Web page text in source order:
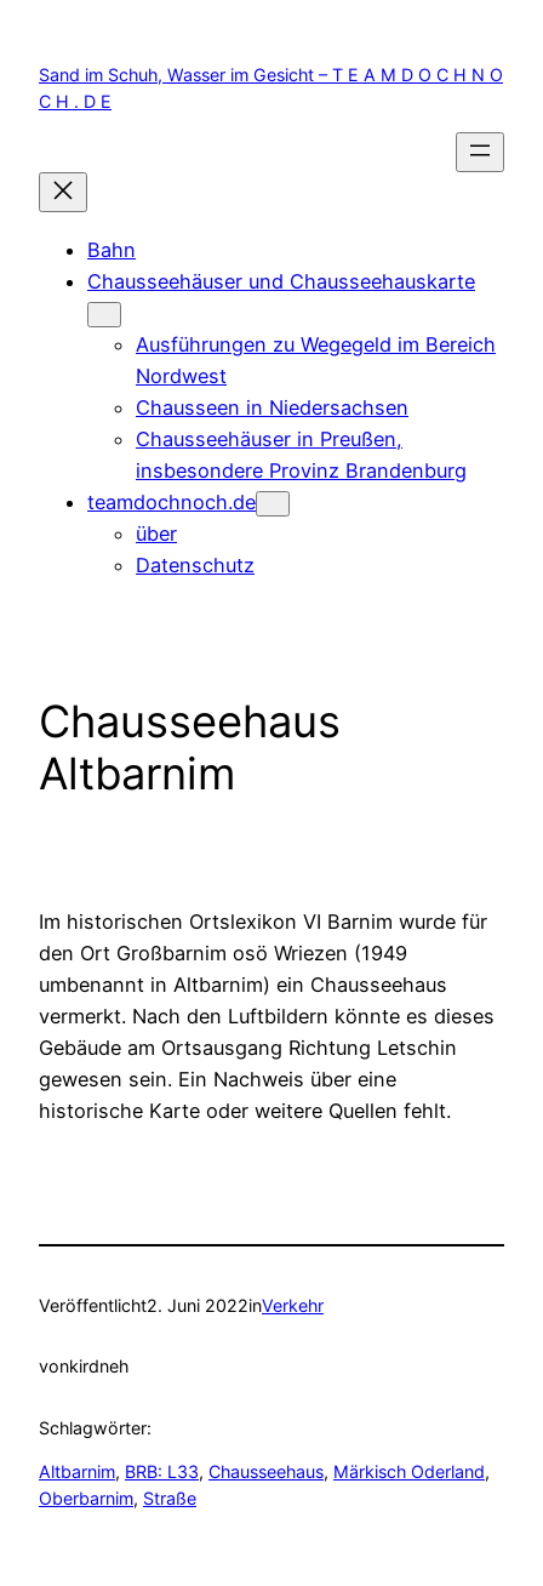
springen
Sand im Schuh, Wasser im Gesicht – T E A M D O C H N O
C H . D E
Bahn
Chausseehäuser und Chausseehauskarte
Ausführungen zu Wegegeld im Bereich
Nordwest
Chausseen in Niedersachsen
Chausseehäuser in Preußen,
insbesondere Provinz Brandenburg
teamdochnoch.de
über
Datenschutz
Chausseehaus
Altbarnim
Im historischen Ortslexikon VI Barnim wurde für
den Ort Großbarnim osö Wriezen (1949
umbenannt in Altbarnim) ein Chausseehaus
vermerkt. Nach den Luftbildern könnte es dieses
Gebäude am Ortsausgang Richtung Letschin
gewesen sein. Ein Nachweis über eine
historische Karte oder weitere Quellen fehlt.
Veröffentlicht2. Juni 2022inVerkehr
vonkirdneh
Schlagwörter:
Altbarnim, BRB: L33, Chausseehaus, Märkisch Oderland
Oberbarnim, Straße